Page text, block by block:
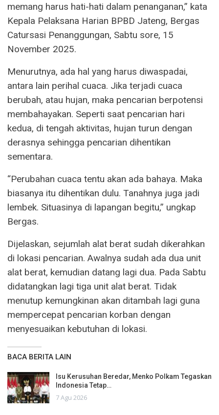
memang harus hati-hati dalam penanganan,” kata
Kepala Pelaksana Harian BPBD Jateng, Bergas
Catursasi Penanggungan, Sabtu sore, 15
November 2025.
Menurutnya, ada hal yang harus diwaspadai,
antara lain perihal cuaca. Jika terjadi cuaca
berubah, atau hujan, maka pencarian berpotensi
membahayakan. Seperti saat pencarian hari
kedua, di tengah aktivitas, hujan turun dengan
derasnya sehingga pencarian dihentikan
sementara.
“Perubahan cuaca tentu akan ada bahaya. Maka
biasanya itu dihentikan dulu. Tanahnya juga jadi
lembek. Situasinya di lapangan begitu,” ungkap
Bergas.
Dijelaskan, sejumlah alat berat sudah dikerahkan
di lokasi pencarian. Awalnya sudah ada dua unit
alat berat, kemudian datang lagi dua. Pada Sabtu
didatangkan lagi tiga unit alat berat. Tidak
menutup kemungkinan akan ditambah lagi guna
mempercepat pencarian korban dengan
menyesuaikan kebutuhan di lokasi.
BACA BERITA LAIN
Isu Kerusuhan Beredar, Menko Polkam Tegaskan
Indonesia Tetap…
7 Agu 2026